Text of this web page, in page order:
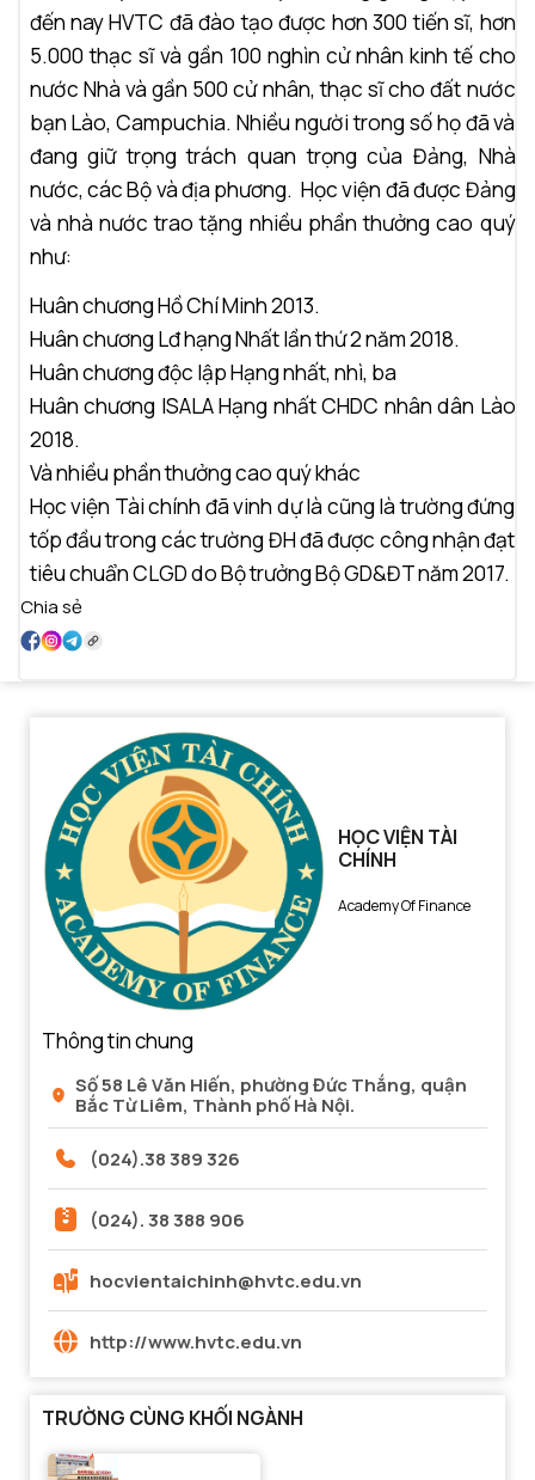
đến nay HVTC đã đào tạo được hơn 300 tiến sĩ, hơn
5.000 thạc sĩ và gần 100 nghìn cử nhân kinh tế cho
nước Nhà và gần 500 cử nhân, thạc sĩ cho đất nước
bạn Lào, Campuchia. Nhiều người trong số họ đã và
đang giữ trọng trách quan trọng của Đảng, Nhà
nước, các Bộ và địa phương. Học viện đã được Đảng
và nhà nước trao tặng nhiều phần thưởng cao quý
như:
Huân chương Hồ Chí Minh 2013.
Huân chương Lđ hạng Nhất lần thứ 2 năm 2018.
Huân chương độc lập Hạng nhất, nhì, ba
Huân chương ISALA Hạng nhất CHDC nhân dân Lào
2018.
Và nhiều phần thưởng cao quý khác
Học viện Tài chính đã vinh dự là cũng là trường đứng
tốp đầu trong các trường ĐH đã được công nhận đạt
tiêu chuẩn CLGD do Bộ trưởng Bộ GD&ĐT năm 2017.
Chia sẻ
HỌC VIỆN TÀI
CHÍNH
Academy Of Finance
Thông tin chung
Số 58 Lê Văn Hiến, phường Đức Thắng, quận
Bắc Từ Liêm, Thành phố Hà Nội.
(024).38 389 326
(024). 38 388 906
hocvientaichinh@hvtc.edu.vn
http://www.hvtc.edu.vn
TRƯỜNG CÙNG KHỐI NGÀNH